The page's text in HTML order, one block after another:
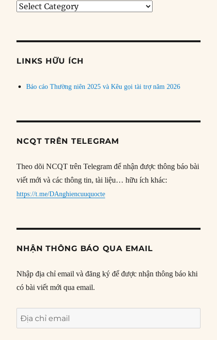
Tìm
đề
LINKS HỮU ÍCH
Báo cáo Thường niên 2025 và Kêu gọi tài trợ năm 2026
NCQT TRÊN TELEGRAM
Theo dõi NCQT trên Telegram để nhận được thông báo bài
viết mới và các thông tin, tài liệu… hữu ích khác:
https://t.me/DAnghiencuuquocte
NHẬN THÔNG BÁO QUA EMAIL
Nhập địa chỉ email và đăng ký để được nhận thông báo khi
có bài viết mới qua email.
Địa
chỉ